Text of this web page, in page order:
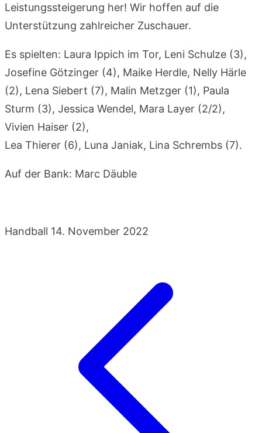
Leistungssteigerung her! Wir hoffen auf die
Unterstützung zahlreicher Zuschauer.
Es spielten: Laura Ippich im Tor, Leni Schulze (3),
Josefine Götzinger (4), Maike Herdle, Nelly Härle
(2), Lena Siebert (7), Malin Metzger (1), Paula
Sturm (3), Jessica Wendel, Mara Layer (2/2),
Vivien Haiser (2),
Lea Thierer (6), Luna Janiak, Lina Schrembs (7).
Auf der Bank: Marc Däuble
Handball 14. November 2022